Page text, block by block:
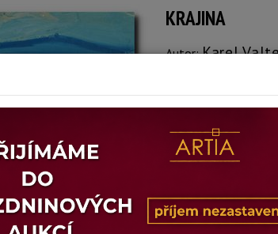
KRAJINA
Autor:Karel
signováno a datováno
Technika: kvaš, datace:
Šířka: 58 cm, výška: 40
Konec dražby: